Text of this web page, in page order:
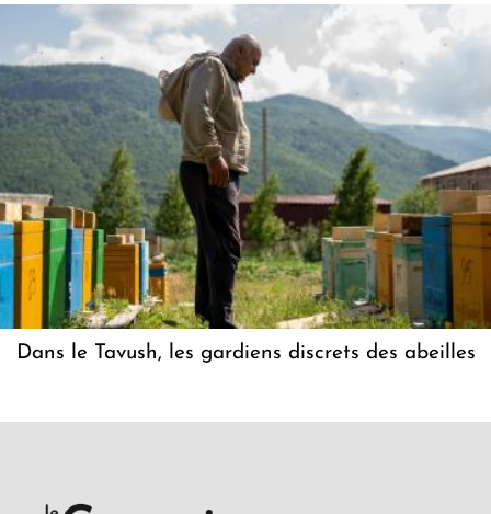
Dans le Tavush, les gardiens discrets des abeilles